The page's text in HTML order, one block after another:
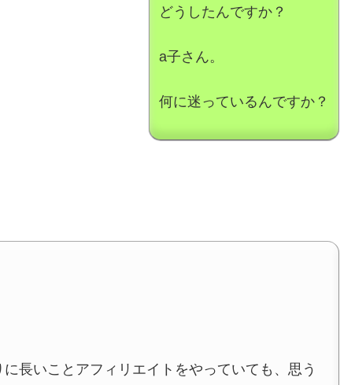
どうしたんですか？
a子さん。
何に迷っているんですか？
長いことアフィリエイトをやっていても、思う